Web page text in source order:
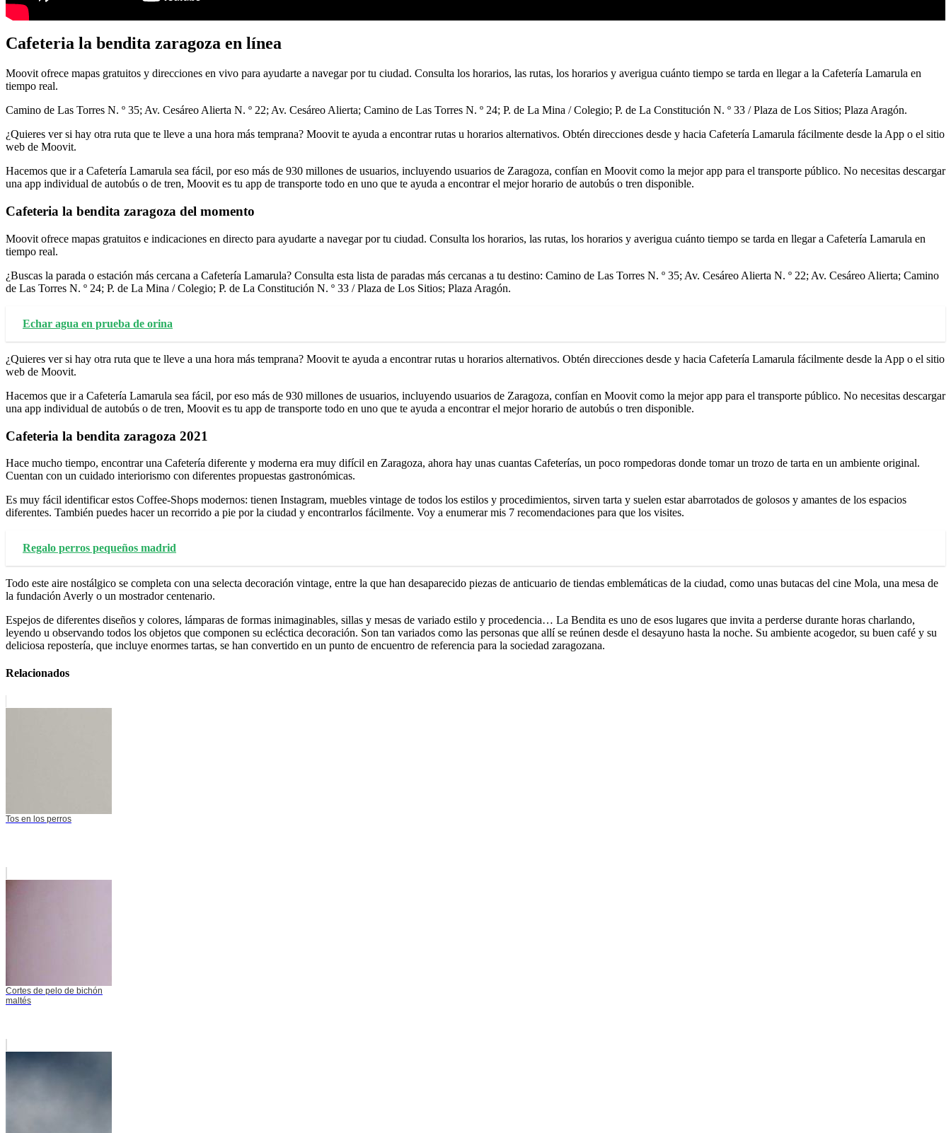
Cafeteria la bendita zaragoza en línea
Moovit ofrece mapas gratuitos y direcciones en vivo para ayudarte a navegar por tu ciudad. Consulta los horarios, las rutas, los horarios y averigua cuánto tiempo se tarda en llegar a la Cafetería Lamarula en
tiempo real.
Camino de Las Torres N. º 35; Av. Cesáreo Alierta N. º 22; Av. Cesáreo Alierta; Camino de Las Torres N. º 24; P. de La Mina / Colegio; P. de La Constitución N. º 33 / Plaza de Los Sitios; Plaza Aragón.
¿Quieres ver si hay otra ruta que te lleve a una hora más temprana? Moovit te ayuda a encontrar rutas u horarios alternativos. Obtén direcciones desde y hacia Cafetería Lamarula fácilmente desde la App o el sitio
web de Moovit.
Hacemos que ir a Cafetería Lamarula sea fácil, por eso más de 930 millones de usuarios, incluyendo usuarios de Zaragoza, confían en Moovit como la mejor app para el transporte público. No necesitas descargar
una app individual de autobús o de tren, Moovit es tu app de transporte todo en uno que te ayuda a encontrar el mejor horario de autobús o tren disponible.
Cafeteria la bendita zaragoza del momento
Moovit ofrece mapas gratuitos e indicaciones en directo para ayudarte a navegar por tu ciudad. Consulta los horarios, las rutas, los horarios y averigua cuánto tiempo se tarda en llegar a Cafetería Lamarula en
tiempo real.
¿Buscas la parada o estación más cercana a Cafetería Lamarula? Consulta esta lista de paradas más cercanas a tu destino: Camino de Las Torres N. º 35; Av. Cesáreo Alierta N. º 22; Av. Cesáreo Alierta; Camino
de Las Torres N. º 24; P. de La Mina / Colegio; P. de La Constitución N. º 33 / Plaza de Los Sitios; Plaza Aragón.
Echar agua en prueba de orina
¿Quieres ver si hay otra ruta que te lleve a una hora más temprana? Moovit te ayuda a encontrar rutas u horarios alternativos. Obtén direcciones desde y hacia Cafetería Lamarula fácilmente desde la App o el sitio
web de Moovit.
Hacemos que ir a Cafetería Lamarula sea fácil, por eso más de 930 millones de usuarios, incluyendo usuarios de Zaragoza, confían en Moovit como la mejor app para el transporte público. No necesitas descargar
una app individual de autobús o de tren, Moovit es tu app de transporte todo en uno que te ayuda a encontrar el mejor horario de autobús o tren disponible.
Cafeteria la bendita zaragoza 2021
Hace mucho tiempo, encontrar una Cafetería diferente y moderna era muy difícil en Zaragoza, ahora hay unas cuantas Cafeterías, un poco rompedoras donde tomar un trozo de tarta en un ambiente original.
Cuentan con un cuidado interiorismo con diferentes propuestas gastronómicas.
Es muy fácil identificar estos Coffee-Shops modernos: tienen Instagram, muebles vintage de todos los estilos y procedimientos, sirven tarta y suelen estar abarrotados de golosos y amantes de los espacios
diferentes. También puedes hacer un recorrido a pie por la ciudad y encontrarlos fácilmente. Voy a enumerar mis 7 recomendaciones para que los visites.
Regalo perros pequeños madrid
Todo este aire nostálgico se completa con una selecta decoración vintage, entre la que han desaparecido piezas de anticuario de tiendas emblemáticas de la ciudad, como unas butacas del cine Mola, una mesa de
la fundación Averly o un mostrador centenario.
Espejos de diferentes diseños y colores, lámparas de formas inimaginables, sillas y mesas de variado estilo y procedencia… La Bendita es uno de esos lugares que invita a perderse durante horas charlando,
leyendo u observando todos los objetos que componen su ecléctica decoración. Son tan variados como las personas que allí se reúnen desde el desayuno hasta la noche. Su ambiente acogedor, su buen café y su
deliciosa repostería, que incluye enormes tartas, se han convertido en un punto de encuentro de referencia para la sociedad zaragozana.
Relacionados
Tos en los perros
Cortes de pelo de bichón
maltés